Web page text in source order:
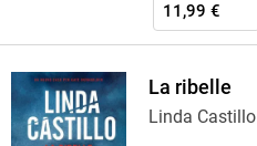
11,99 €
La ribelle
Linda Castillo